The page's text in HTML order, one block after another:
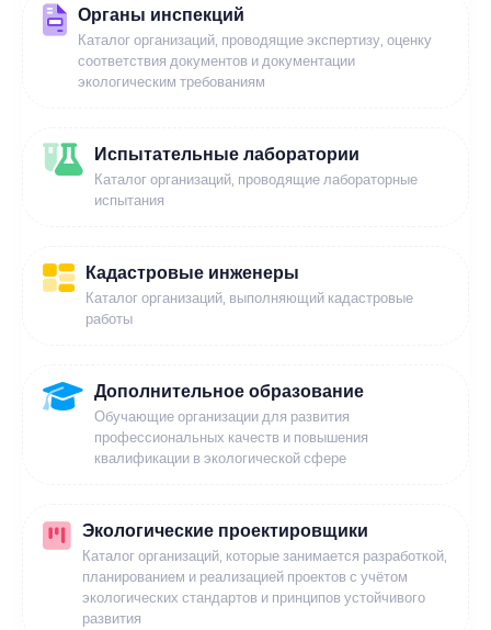
Органы инспекций
Каталог организаций, проводящие экспертизу, оценку
соответствия документов и документации
экологическим требованиям
Испытательные лаборатории
Каталог организаций, проводящие лабораторные
испытания
Кадастровые инженеры
Каталог организаций, выполняющий кадастровые
работы
Дополнительное образование
Обучающие организации для развития
профессиональных качеств и повышения
квалификации в экологической сфере
Экологические проектировщики
Каталог организаций, которые занимается разработкой,
планированием и реализацией проектов с учётом
экологических стандартов и принципов устойчивого
развития